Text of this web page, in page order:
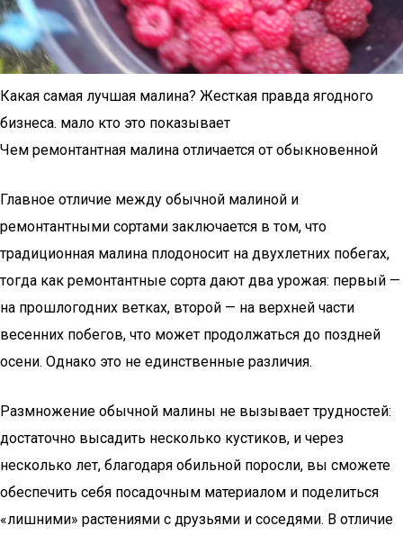
Какая самая лучшая малина? Жесткая правда ягодного
бизнеса. мало кто это показывает
Чем ремонтантная малина отличается от обыкновенной
Главное отличие между обычной малиной и
ремонтантными сортами заключается в том, что
традиционная малина плодоносит на двухлетних побегах,
тогда как ремонтантные сорта дают два урожая: первый —
на прошлогодних ветках, второй — на верхней части
весенних побегов, что может продолжаться до поздней
осени. Однако это не единственные различия.
Размножение обычной малины не вызывает трудностей:
достаточно высадить несколько кустиков, и через
несколько лет, благодаря обильной поросли, вы сможете
обеспечить себя посадочным материалом и поделиться
«лишними» растениями с друзьями и соседями. В отличие